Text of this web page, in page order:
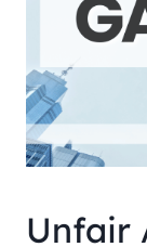
Unfair